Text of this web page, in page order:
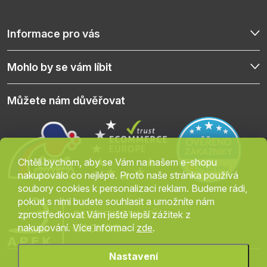
Chtěli bychom, aby se Vám na našem e-shopu
nakupovalo co nejlépe. Proto naše stránka používá
soubory cookies k personalizaci reklam. Budeme rádi,
pokud s nimi budete souhlasit a umožníte nám
zprostředkovat Vám ještě lepší zážitek z
nakupování. Více informací zde.
Nastavení
Informace pro vás
Mohlo by se vám líbit
Můžete nám důvěřovat